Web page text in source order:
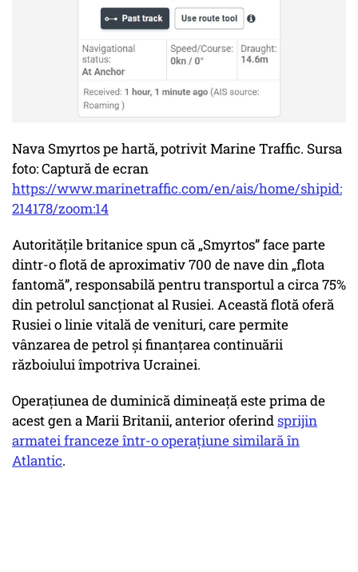
Nava Smyrtos pe hartă, potrivit Marine Traffic. Sursa
foto: Captură de ecran
https://www.marinetraffic.com/en/ais/home/shipid:
214178/zoom:14
Autoritățile britanice spun că „Smyrtos” face parte
dintr-o flotă de aproximativ 700 de nave din „flota
fantomă”, responsabilă pentru transportul a circa 75%
din petrolul sancționat al Rusiei. Această flotă oferă
Rusiei o linie vitală de venituri, care permite
vânzarea de petrol și finanțarea continuării
războiului împotriva Ucrainei.
Operațiunea de duminică dimineață este prima de
acest gen a Marii Britanii, anterior oferindsprijin
armatei franceze într-o operațiune similară în
Atlantic.